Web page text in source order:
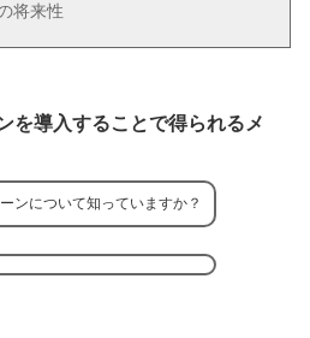
将来性
を導入することで得られるメ
ンについて知っていますか？